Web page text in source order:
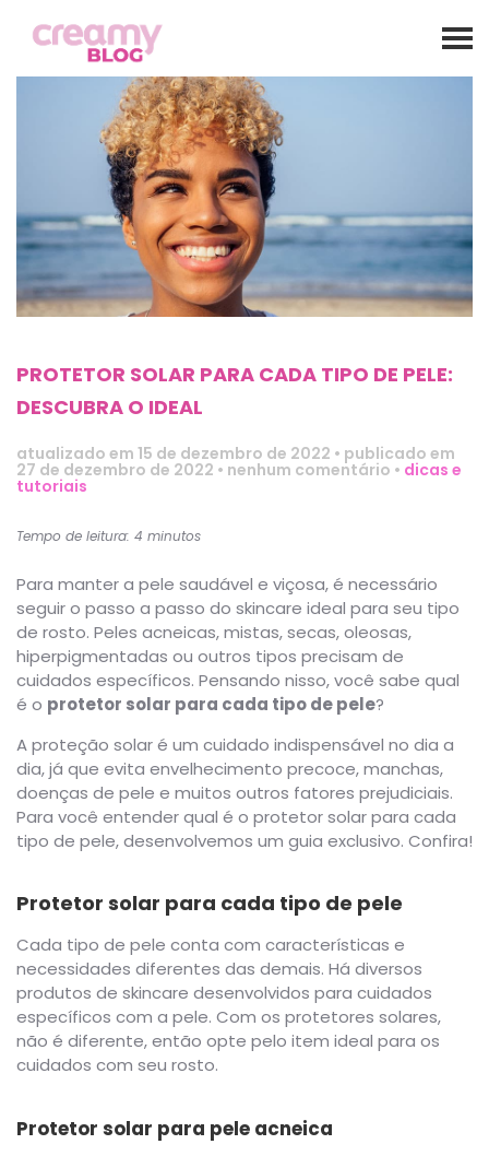
PROTETOR SOLAR PARA CADA TIPO DE PELE:
DESCUBRA O IDEAL
atualizado em 15 de dezembro de 2022 • publicado em
27 de dezembro de 2022 • nenhum comentário • dicas e
tutoriais
Tempo de leitura: 4 minutos
Para manter a pele saudável e viçosa, é necessário
seguir o passo a passo do skincare ideal para seu tipo
de rosto. Peles acneicas, mistas, secas, oleosas,
hiperpigmentadas ou outros tipos precisam de
cuidados específicos. Pensando nisso, você sabe qual
é o protetor solar para cada tipo de pele?
A proteção solar é um cuidado indispensável no dia a
dia, já que evita envelhecimento precoce, manchas,
doenças de pele e muitos outros fatores prejudiciais.
Para você entender qual é o protetor solar para cada
tipo de pele, desenvolvemos um guia exclusivo. Confira!
Protetor solar para cada tipo de pele
Cada tipo de pele conta com características e
necessidades diferentes das demais. Há diversos
produtos de skincare desenvolvidos para cuidados
específicos com a pele. Com os protetores solares,
não é diferente, então opte pelo item ideal para os
cuidados com seu rosto.
Protetor solar para pele acneica